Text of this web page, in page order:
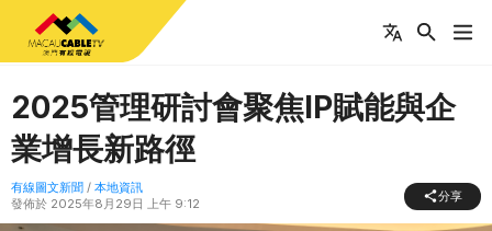
2025管理研討會聚焦IP賦能與企
業增長新路徑
有線圖文新聞 / 本地資訊
發佈於 2025年8月29日 上午 9:12
分享